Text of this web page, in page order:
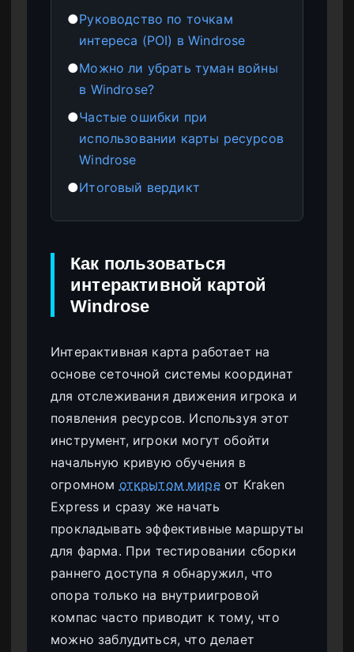
●Руководство по точкам
интереса (POI) в Windrose
●Можно ли убрать туман войны
в Windrose?
●Частые ошибки при
использовании карты ресурсов
Windrose
●Итоговый вердикт
Как пользоваться
интерактивной картой
Windrose
Интерактивная карта работает на
основе сеточной системы координат
для отслеживания движения игрока и
появления ресурсов. Используя этот
инструмент, игроки могут обойти
начальную кривую обучения в
огромном открытом миреот Kraken
Express и сразу же начать
прокладывать эффективные маршруты
для фарма. При тестировании сборки
раннего доступа я обнаружил, что
опора только на внутриигровой
компас часто приводит к тому, что
можно заблудиться, что делает